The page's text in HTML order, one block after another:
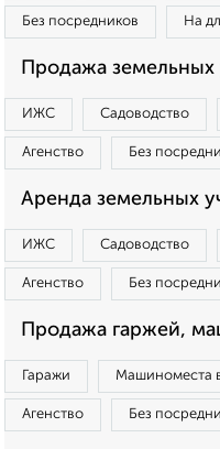
Без посредников На
Продажа земельных
ИЖС Садоводство
Агенство Без
Аренда земельных
ИЖС Садоводство
Агенство Без
Продажа гаржей,
Гаражи Машиноместа
Агенство Без